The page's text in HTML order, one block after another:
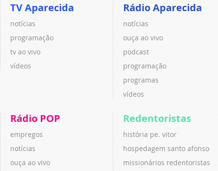
TV Aparecida
notícias
programação
tv ao vivo
vídeos
Rádio Aparecida
notícias
ouça ao vivo
podcast
programação
programas
vídeos
Rádio POP
empregos
notícias
ouça ao vivo
Redentoristas
história pe. vitor
hospedagem santo afonso
missionários redentoristas